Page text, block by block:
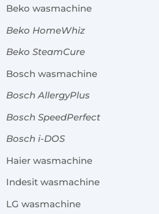
Beko wasmachine
Beko HomeWhiz
Beko SteamCure
Bosch wasmachine
Bosch AllergyPlus
Bosch SpeedPerfect
Bosch i-DOS
Haier wasmachine
Indesit wasmachine
LG wasmachine